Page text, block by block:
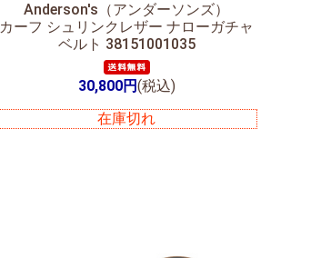
Anderson's（アンダーソンズ）
カーフ シュリンクレザー ナローガチャ
ベルト 38151001035
30,800円(税込)
在庫切れ